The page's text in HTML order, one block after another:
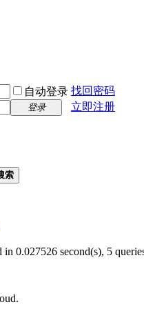
自动登录 找回密码
登录
立即注册
索
in 0.027526 second(s), 5